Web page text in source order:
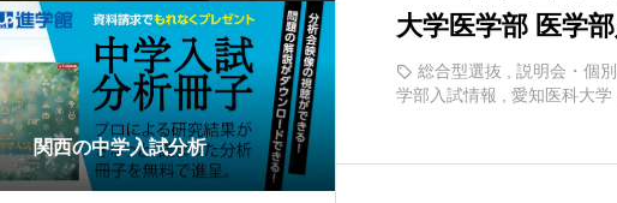
関西の中学入試分析
大学医学部 医学
ンライン形式で
総合型選抜 説明会・個
学部入試情報
愛知医科大学